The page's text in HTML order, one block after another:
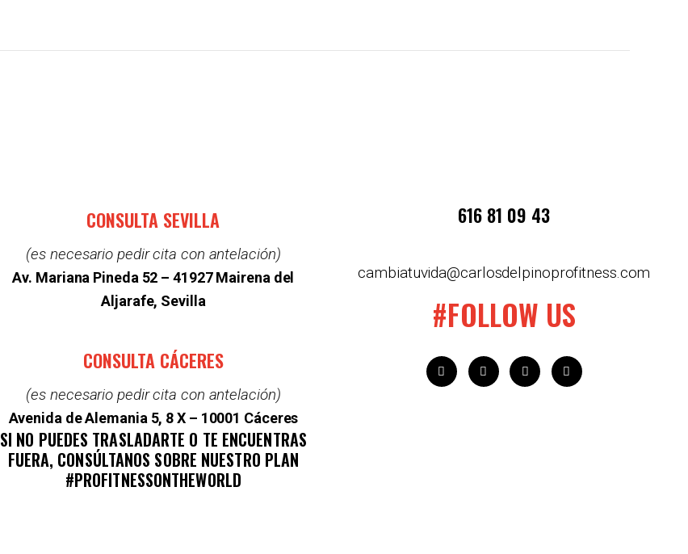
CONSULTA SEVILLA
(es necesario pedir cita con antelación)
Av. Mariana Pineda 52 –41927 Mairena del
Aljarafe, Sevilla
CONSULTA CÁCERES
(es necesario pedir cita con antelación)
Avenida de Alemania 5, 8 X – 10001 Cáceres
SI NO PUEDES TRASLADARTE O TE ENCUENTRAS
FUERA, CONSÚLTANOS SOBRE NUESTRO PLAN
#PROFITNESSONTHEWORLD
616 81 09 43
cambiatuvida@carlosdelpinoprofitness.com
#FOLLOW US